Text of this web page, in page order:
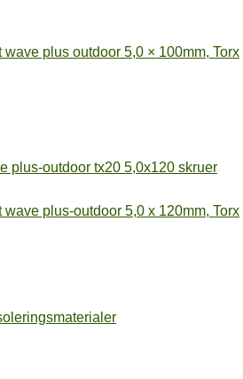
plus outdoor 5,0 × 100mm, Torx
plus-outdoor 5,0 x 120mm, Torx